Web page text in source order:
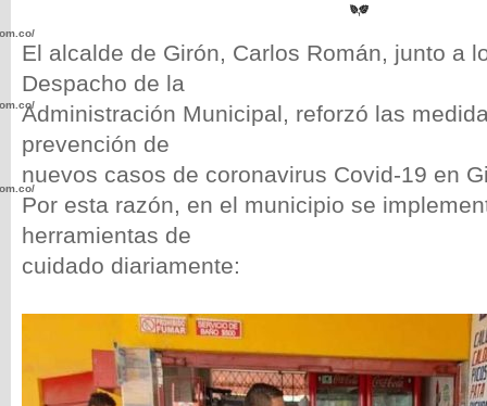
El alcalde de Girón, Carlos Román, junto a
Despacho de la
Administración Municipal, reforzó las
prevención de
nuevos casos de coronavirus Covid-19 en
Por esta razón, en el municipio se
herramientas de
cuidado diariamente:
wp-
wp-
wp-